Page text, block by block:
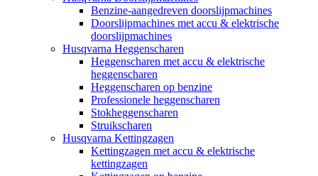
Benzine-aangedreven doorslijpmachines
Doorslijpmachines met accu & elektrische
doorslijpmachines
Husqvarna Heggenscharen
Heggenscharen met accu & elektrische
heggenscharen
Heggenscharen op benzine
Professionele heggenscharen
Stokheggenscharen
Struikscharen
Husqvarna Kettingzagen
Kettingzagen met accu & elektrische
kettingzagen